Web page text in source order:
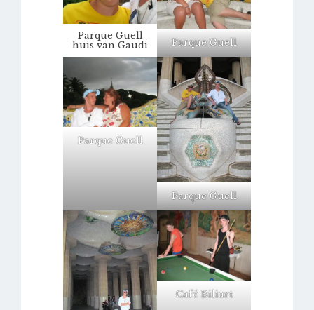
Parque Guell
huis van Gaudi
Parque Guell
Parque Guell
Parque Guell
Café Biliart